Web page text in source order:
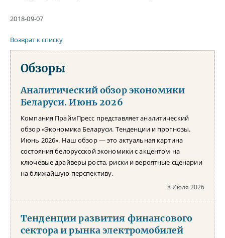
2018-09-07
Возврат к списку
Обзоры
Аналитический обзор экономики
Беларуси. Июнь 2026
Компания ПраймПресс представляет аналитический
обзор «Экономика Беларуси. Тенденции и прогнозы.
Июнь 2026». Наш обзор — это актуальная картина
состояния белорусской экономики с акцентом на
ключевые драйверы роста, риски и вероятные сценарии
на ближайшую перспективу.
8 Июля 2026
Тенденции развития финансового
сектора и рынка электромобилей